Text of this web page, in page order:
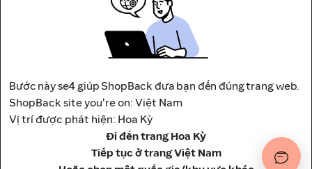
Địa chỉ: Tầng 12, Tháp A, Trụ Sở Điều Hành Và Trung Tâm
Thương Mại Viettel,
số 285 Cách Mạng Tháng 8, Phường Hòa Hưng, Thành phố
Hồ Chí Minh, Việt Nam
Chính Sách Bảo Mật
Bước này se4 giúp ShopBack đưa bạn đến đúng trang web.
ShopBack site you're on: Việt Nam
Vị trí được phát hiện: Hoa Kỳ
Đi đến trang Hoa Kỳ
Tiếp tục ở trang Việt Nam